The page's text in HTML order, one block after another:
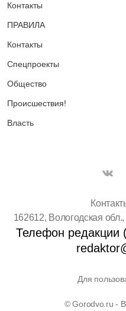
Контакты
ПРАВИЛА
Контакты
Спецпроекты
Общество
Происшествия!
Власть
162612, Вологодская
Телефон редакции
Для
© Gorodvo.ru -